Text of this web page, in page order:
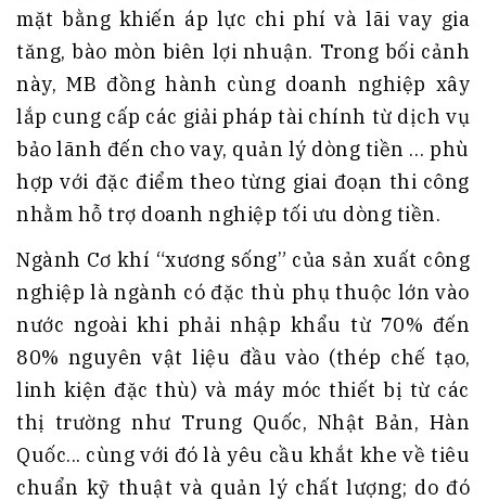
mặt bằng khiến áp lực chi phí và lãi vay gia
tăng, bào mòn biên lợi nhuận. Trong bối cảnh
này, MB đồng hành cùng doanh nghiệp xây
lắp cung cấp các giải pháp tài chính từ dịch vụ
bảo lãnh đến cho vay, quản lý dòng tiền … phù
hợp với đặc điểm theo từng giai đoạn thi công
nhằm hỗ trợ doanh nghiệp tối ưu dòng tiền.
Ngành Cơ khí “xương sống” của sản xuất công
nghiệp là ngành có đặc thù phụ thuộc lớn vào
nước ngoài khi phải nhập khẩu từ 70% đến
80% nguyên vật liệu đầu vào (thép chế tạo,
linh kiện đặc thù) và máy móc thiết bị từ các
thị trường như Trung Quốc, Nhật Bản, Hàn
Quốc... cùng với đó là yêu cầu khắt khe về tiêu
chuẩn kỹ thuật và quản lý chất lượng; do đó